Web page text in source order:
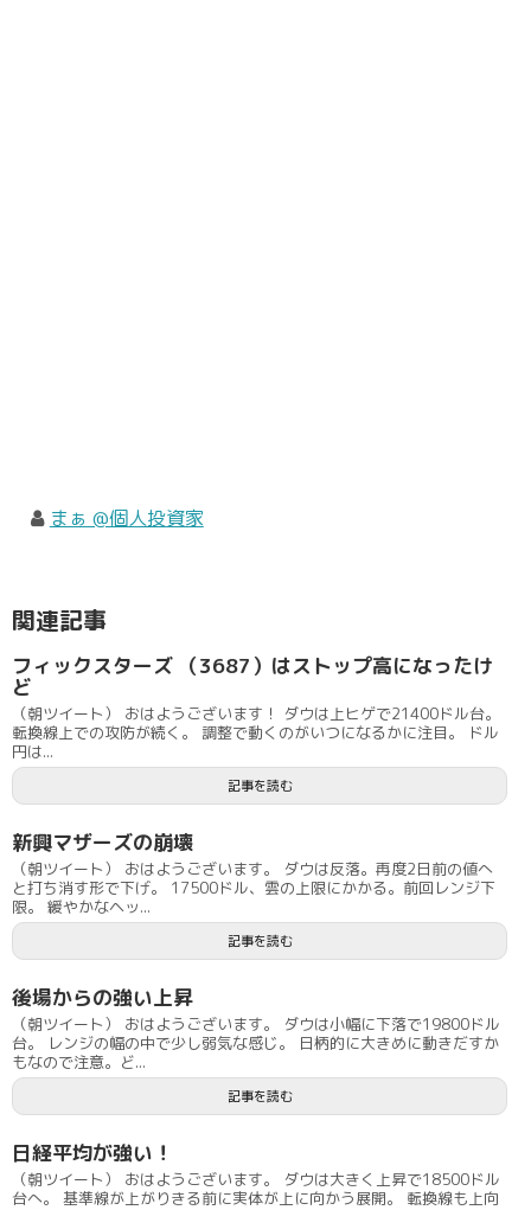
まぁ @個人投資家
関連記事
フィックスターズ （3687）はストップ高になったけ
ど
（朝ツイート） おはようございます！ ダウは上ヒゲで21400ドル台。
転換線上での攻防が続く。 調整で動くのがいつになるかに注目。 ドル
円は...
記事を読む
新興マザーズの崩壊
（朝ツイート） おはようございます。 ダウは反落。再度2日前の値へ
と打ち消す形で下げ。 17500ドル、雲の上限にかかる。前回レンジ下
限。 緩やかなヘッ...
記事を読む
後場からの強い上昇
（朝ツイート） おはようございます。 ダウは小幅に下落で19800ドル
台。 レンジの幅の中で少し弱気な感じ。 日柄的に大きめに動きだすか
もなので注意。ど...
記事を読む
日経平均が強い！
（朝ツイート） おはようございます。 ダウは大きく上昇で18500ドル
台へ。 基準線が上がりきる前に実体が上に向かう展開。 転換線も上向